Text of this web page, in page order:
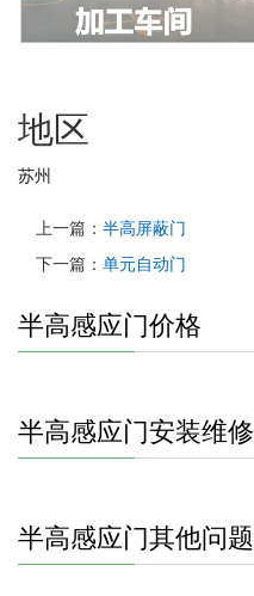
地区
苏州
上一篇： 半高屏蔽门
下一篇： 单元自动门
半高感应门价格
半高感应门安装维修
半高感应门其他问题